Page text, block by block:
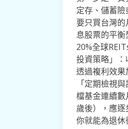
定存、儲蓄
要只買台灣
息股票的平
20%全球
投資策略」：
透過複利效
「定期檢視
檔基金連續
歲後），應
你就能為退休